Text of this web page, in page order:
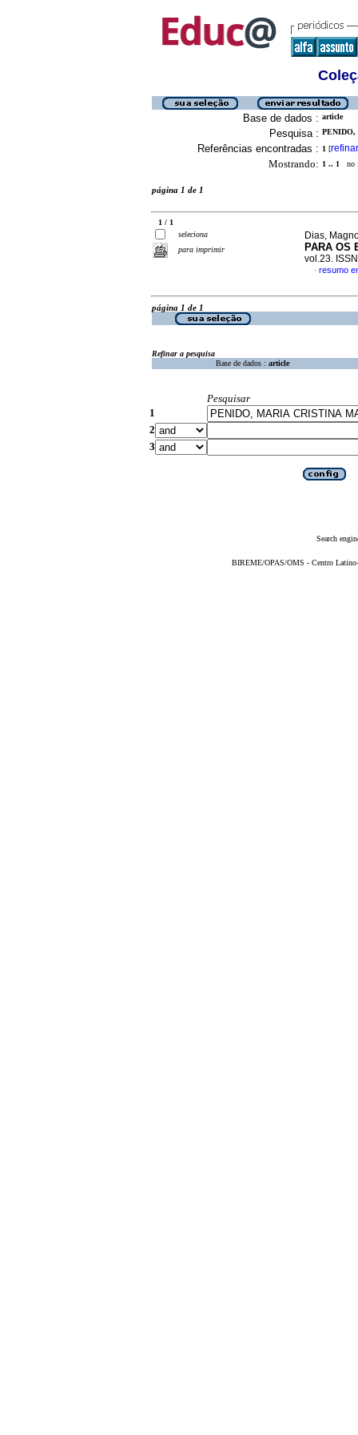
Base de dados : article
Pesquisa : PENIDO,
Referências encontradas : 1 [refinar
Mostrando: 1 .. 1 no
página 1 de 1
1 / 1
seleciona
para imprimir
Dias,
PARA OS
vol.23.
· resumo
página 1 de 1
Refinar a pesquisa
Base de dados : article
Pesquisar
1
2
3
Search
BIREME/OPAS/OMS - Centro Latino-